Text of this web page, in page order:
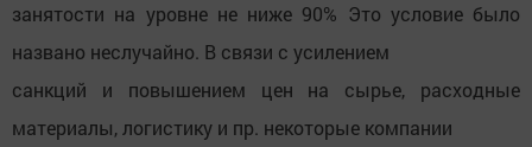
занятости на уровне не ниже 90% Это условие было
названо неслучайно. В связи с усилением
санкций и повышением цен на сырье, расходные
материалы, логистику и пр. некоторые компании